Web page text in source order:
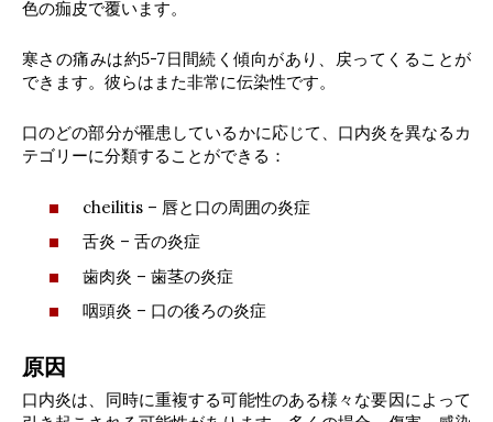
色の痂皮で覆います。
寒さの痛みは約5-7日間続く傾向があり、戻ってくることが
できます。彼らはまた非常に伝染性です。
口のどの部分が罹患しているかに応じて、口内炎を異なるカ
テゴリーに分類することができる：
cheilitis – 唇と口の周囲の炎症
舌炎 – 舌の炎症
歯肉炎 – 歯茎の炎症
咽頭炎 – 口の後ろの炎症
原因
口内炎は、同時に重複する可能性のある様々な要因によって